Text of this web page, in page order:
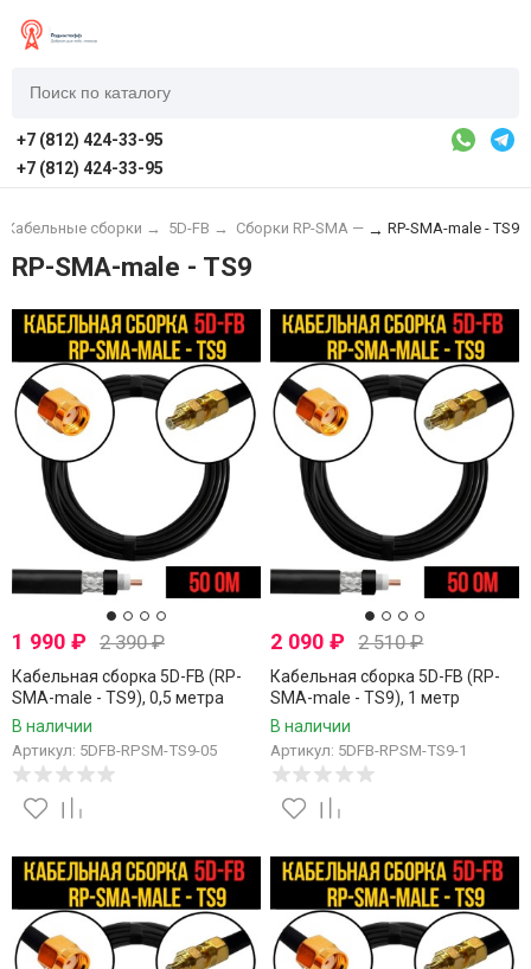
+7 (812) 424-33-95
+7 (812) 424-33-95
Кабельные сборки → 5D-FB → Сборки RP-SMA — → RP-SMA-male - TS9
RP-SMA-male - TS9
1 990 ₽ 2 390₽
Кабельная сборка 5D-FB (RP-
SMA-male - TS9), 0,5 метра
В наличии
Артикул: 5DFB-RPSM-TS9-05
2 090₽ 2 510₽
Кабельная сборка 5D-FB (RP-
SMA-male - TS9), 1 метр
В наличии
Артикул: 5DFB-RPSM-TS9-1